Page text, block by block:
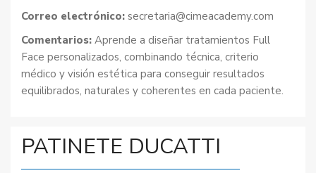
Correo electrónico: secretaria@cimeacademy.com
Comentarios: Aprende a diseñar tratamientos Full
Face personalizados, combinando técnica, criterio
médico y visión estética para conseguir resultados
equilibrados, naturales y coherentes en cada paciente.
PATINETE DUCATTI